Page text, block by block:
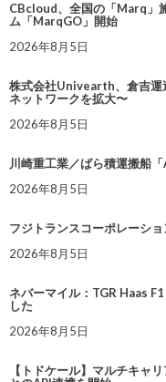
CBcloud、全国の「Marq」
ム「MarqGO」開始
2026年8月5日
株式会社Univearth、倉吉運
ネットワークを拡大〜
2026年8月5日
川崎重工業／ばら積運搬船
2026年8月5日
フジトランスコーポレーシ
2026年8月5日
ネバーマイル：TGR Haas
した
2026年8月5日
【トドケール】マルチキャ